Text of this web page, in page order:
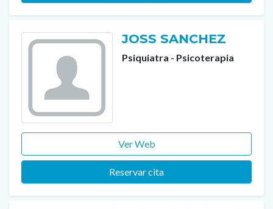
JOSS SANCHEZ
Psiquiatra - Psicoterapia
Ver Web
Reservar cita